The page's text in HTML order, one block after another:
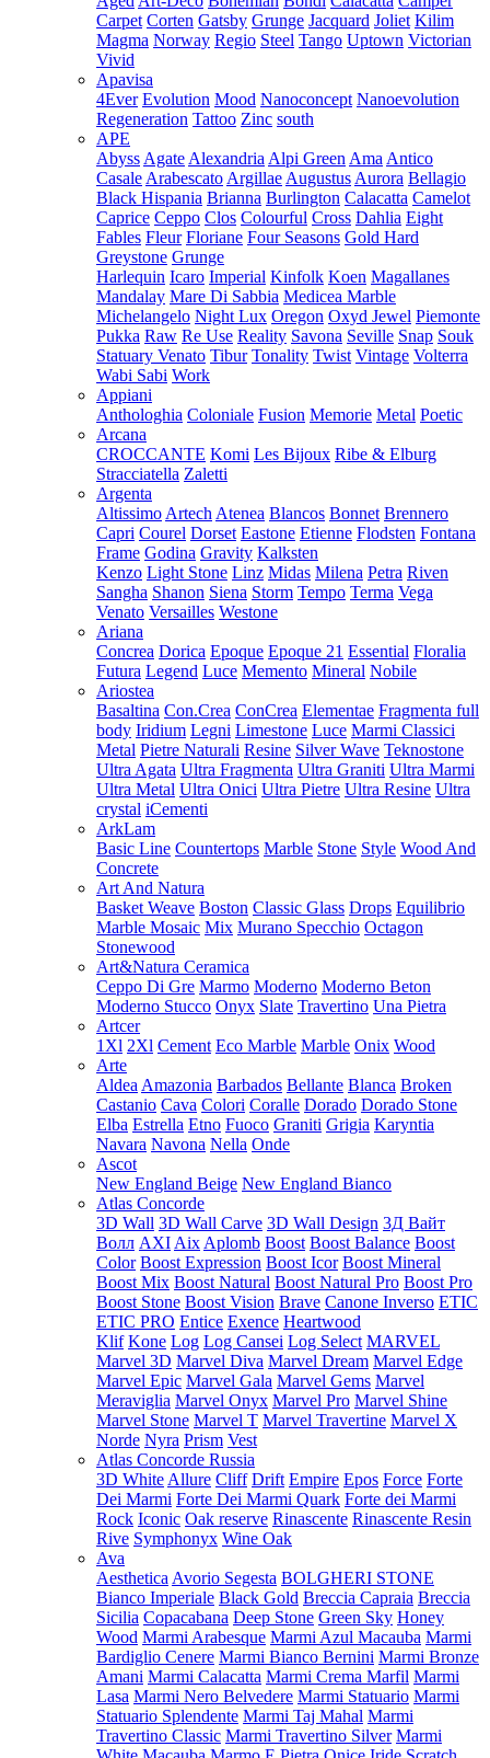
Carpet Corten Gatsby Grunge Jacquard Joliet Kilim
Magma Norway Regio Steel Tango Uptown Victorian
Vivid
Apavisa
4Ever Evolution Mood Nanoconcept Nanoevolution
Regeneration Tattoo Zinc south
APE
Abyss Agate Alexandria Alpi Green Ama Antico
Casale Arabescato Argillae Augustus Aurora Bellagio
Black Hispania Brianna Burlington Calacatta Camelot
Caprice Ceppo Clos Colourful Cross Dahlia Eight
Fables Fleur Floriane Four Seasons Gold Hard
Greystone Grunge
Harlequin Icaro Imperial Kinfolk Koen Magallanes
Mandalay Mare Di Sabbia Medicea Marble
Michelangelo Night Lux Oregon Oxyd Jewel Piemonte
Pukka Raw Re Use Reality Savona Seville Snap Souk
Statuary Venato Tibur Tonality Twist Vintage Volterra
Wabi Sabi Work
Appiani
Anthologhia Coloniale Fusion Memorie Metal Poetic
Arcana
CROCCANTE Komi Les Bijoux Ribe & Elburg
Stracciatella Zaletti
Argenta
Altissimo Artech Atenea Blancos Bonnet Brennero
Capri Courel Dorset Eastone Etienne Flodsten Fontana
Frame Godina Gravity Kalksten
Kenzo Light Stone Linz Midas Milena Petra Riven
Sangha Shanon Siena Storm Tempo Terma Vega
Venato Versailles Westone
Ariana
Concrea Dorica Epoque Epoque 21 Essential Floralia
Futura Legend Luce Memento Mineral Nobile
Ariostea
Basaltina Con.Crea ConCrea Elementae Fragmenta full
body Iridium Legni Limestone Luce Marmi Classici
Metal Pietre Naturali Resine Silver Wave Teknostone
Ultra Agata Ultra Fragmenta Ultra Graniti Ultra Marmi
Ultra Metal Ultra Onici Ultra Pietre Ultra Resine Ultra
crystal iCementi
ArkLam
Basic Line Countertops Marble Stone Style Wood And
Concrete
Art And Natura
Basket Weave Boston Classic Glass Drops Equilibrio
Marble Mosaic Mix Murano Specchio Octagon
Stonewood
Art&Natura Ceramica
Ceppo Di Gre Marmo Moderno Moderno Beton
Moderno Stucco Onyx Slate Travertino Una Pietra
Artcer
1Xl 2Xl Cement Eco Marble Marble Onix Wood
Arte
Aldea Amazonia Barbados Bellante Blanca Broken
Castanio Cava Colori Coralle Dorado Dorado Stone
Elba Estrella Etno Fuoco Graniti Grigia Karyntia
Navara Navona Nella Onde
Ascot
New England Beige New England Bianco
Atlas Concorde
3D Wall 3D Wall Carve 3D Wall Design 3Д Вайт
Волл AXI Aix Aplomb Boost Boost Balance Boost
Color Boost Expression Boost Icor Boost Mineral
Boost Mix Boost Natural Boost Natural Pro Boost Pro
Boost Stone Boost Vision Brave Canone Inverso ETIC
ETIC PRO Entice Exence Heartwood
Klif Kone Log Log Cansei Log Select MARVEL
Marvel 3D Marvel Diva Marvel Dream Marvel Edge
Marvel Epic Marvel Gala Marvel Gems Marvel
Meraviglia Marvel Onyx Marvel Pro Marvel Shine
Marvel Stone Marvel T Marvel Travertine Marvel X
Norde Nyra Prism Vest
Atlas Concorde Russia
3D White Allure Cliff Drift Empire Epos Force Forte
Dei Marmi Forte Dei Marmi Quark Forte dei Marmi
Rock Iconic Oak reserve Rinascente Rinascente Resin
Rive Symphonyx Wine Oak
Ava
Aesthetica Avorio Segesta BOLGHERI STONE
Bianco Imperiale Black Gold Breccia Capraia Breccia
Sicilia Copacabana Deep Stone Green Sky Honey
Wood Marmi Arabesque Marmi Azul Macauba Marmi
Bardiglio Cenere Marmi Bianco Bernini Marmi Bronze
Amani Marmi Calacatta Marmi Crema Marfil Marmi
Lasa Marmi Nero Belvedere Marmi Statuario Marmi
Statuario Splendente Marmi Taj Mahal Marmi
Travertino Classic Marmi Travertino Silver Marmi